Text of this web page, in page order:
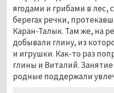
ягодами и грибами в лес,
берегах речки,
Каран-Талык. Там же, на
добывали глину, из
и игрушки. Как-то раз
глины и Виталий.
родные поддержали